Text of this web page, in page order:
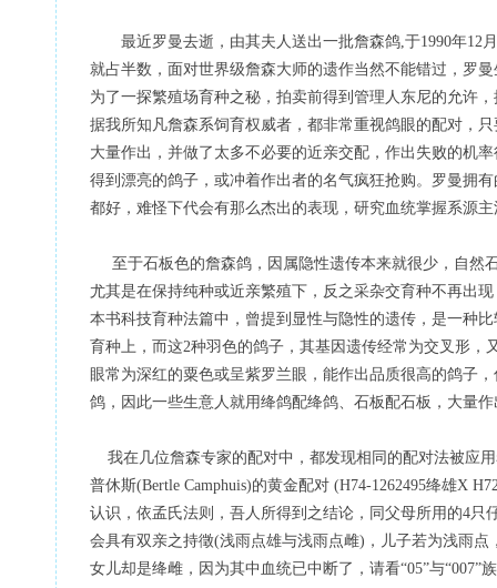
最近罗曼去逝，由其夫人送出一批詹森鸽,于1990年12
就占半数，面对世界级詹森大师的遗作当然不能错过，罗
为了一探繁殖场育种之秘，拍卖前得到管理人东尼的允许
据我所知凡詹森系饲育权威者，都非常重视鸽眼的配对，
大量作出，并做了太多不必要的近亲交配，作出失败的机
得到漂亮的鸽子，或冲着作出者的名气疯狂抢购。罗曼拥
都好，难怪下代会有那么杰出的表现，研究血统掌握系源
至于石板色的詹森鸽，因属隐性遗传本来就很少，自然
尤其是在保持纯种或近亲繁殖下，反之采杂交育种不再出
本书科技育种法篇中，曾提到显性与隐性的遗传，是一种
育种上，而这2种羽色的鸽子，其基因遗传经常为交叉形，
眼常为深红的粟色或呈紫罗兰眼，能作出品质很高的鸽子
鸽，因此一些生意人就用绛鸽配绛鸽、石板配石板，大量
我在几位詹森专家的配对中，都发现相同的配对法被应
普休斯(Bertle Camphuis)的黄金配对 (H74-1262495绛雄X
认识，依孟氏法则，吾人所得到之结论，同父母所用的4
会具有双亲之持徵(浅雨点雄与浅雨点雌)，儿子若为浅雨
女儿却是绛雌，因为其中血统已中断了，请看“05”与“007”